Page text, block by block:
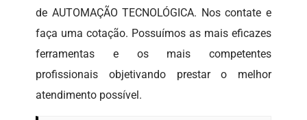
de AUTOMAÇÃO TECNOLÓGICA. Nos contate e
faça uma cotação. Possuímos as mais eficazes
ferramentas e os mais competentes
profissionais objetivando prestar o melhor
atendimento possível.